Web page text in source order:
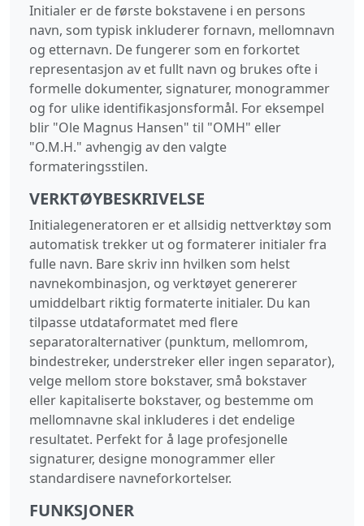
Initialer er de første bokstavene i en persons
navn, som typisk inkluderer fornavn, mellomnavn
og etternavn. De fungerer som en forkortet
representasjon av et fullt navn og brukes ofte i
formelle dokumenter, signaturer, monogrammer
og for ulike identifikasjonsformål. For eksempel
blir "Ole Magnus Hansen" til "OMH" eller
"O.M.H." avhengig av den valgte
formateringsstilen.
VERKTØYBESKRIVELSE
Initialegeneratoren er et allsidig nettverktøy som
automatisk trekker ut og formaterer initialer fra
fulle navn. Bare skriv inn hvilken som helst
navnekombinasjon, og verktøyet genererer
umiddelbart riktig formaterte initialer. Du kan
tilpasse utdataformatet med flere
separatoralternativer (punktum, mellomrom,
bindestreker, understreker eller ingen separator),
velge mellom store bokstaver, små bokstaver
eller kapitaliserte bokstaver, og bestemme om
mellomnavne skal inkluderes i det endelige
resultatet. Perfekt for å lage profesjonelle
signaturer, designe monogrammer eller
standardisere navneforkortelser.
FUNKSJONER